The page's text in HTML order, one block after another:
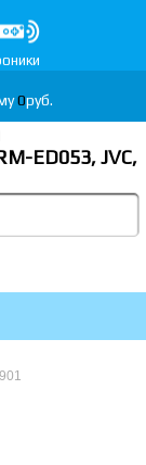
0руб.
ED053, JVC,